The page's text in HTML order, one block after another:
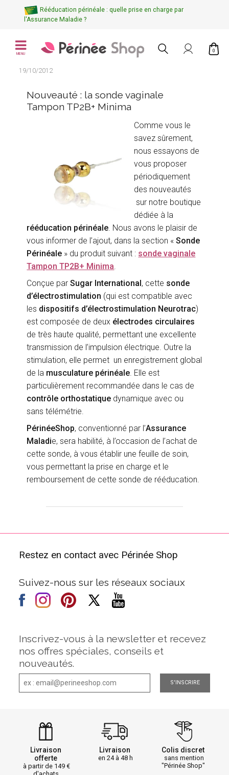
Rééducation périnéale : quelle prise en charge par
l'Assurance Maladie ?
MENU
0
19/10/2012
Nouveauté : la sonde vaginale
Tampon TP2B+ Minima
Comme vous le
savez sûrement,
nous essayons de
vous proposer
périodiquement
des nouveautés
sur notre boutique
dédiée à la
rééducation périnéale . Nous avons le plaisir de
vous informer de l’ajout, dans la section « Sonde
Périnéale » du produit suivant : sonde vaginale
Tampon TP2B+ Minima
Conçue parSugar International, cette sonde
d’électrostimulation (qui est compatible avec
les dispositifs d’électrostimulation Neurotrac)
est composée de deux électrodes circulaires
de très haute qualité, permettant une excellente
transmission de l’impulsion électrique. Outre la
stimulation, elle permet un enregistrement global
de la musculature périnéale . Elle est
particulièrement recommandée dans le cas de
contrôle orthostatique dynamique avec ou
sans télémétrie.
PérinéeShop, conventionné par l’Assurance
Maladie, sera habilité, à l’occasion de l’achat de
cette sonde, à vous établir une feuille de soin,
vous permettant la prise en charge et le
remboursement de cette sonde de rééducation.
Restez en contact avec Périnée Shop
Suivez-nous sur les réseaux sociaux
Inscrivez-vous à la newsletter et recevez
nos offres spéciales, conseils et
nouveautés.
S'INSCRIRE
Livraison
offerte
à partir de 149
Livraison
en 24 à 48 h
Colis discret
sans mention
"Périnée Shop"